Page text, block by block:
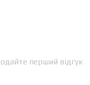
перший відгук